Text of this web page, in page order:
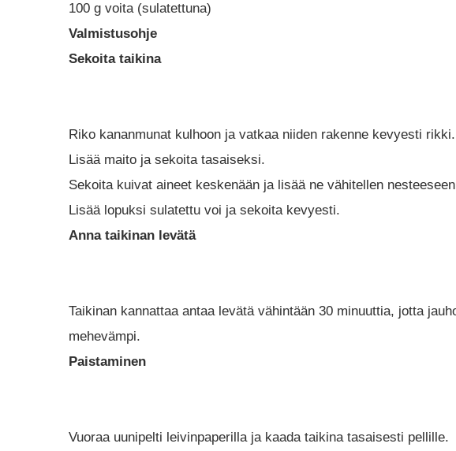
100 g voita (sulatettuna)
Valmistusohje
Sekoita taikina
Riko kananmunat kulhoon ja vatkaa niiden rakenne kevyesti rikki.
Lisää maito ja sekoita tasaiseksi.
Sekoita kuivat aineet keskenään ja lisää ne vähitellen
Lisää lopuksi sulatettu voi ja sekoita kevyesti.
Anna taikinan levätä
Taikinan kannattaa antaa levätä vähintään 30 minuuttia, jotta
mehevämpi.
Paistaminen
Vuoraa uunipelti leivinpaperilla ja kaada taikina tasaisesti pellille.